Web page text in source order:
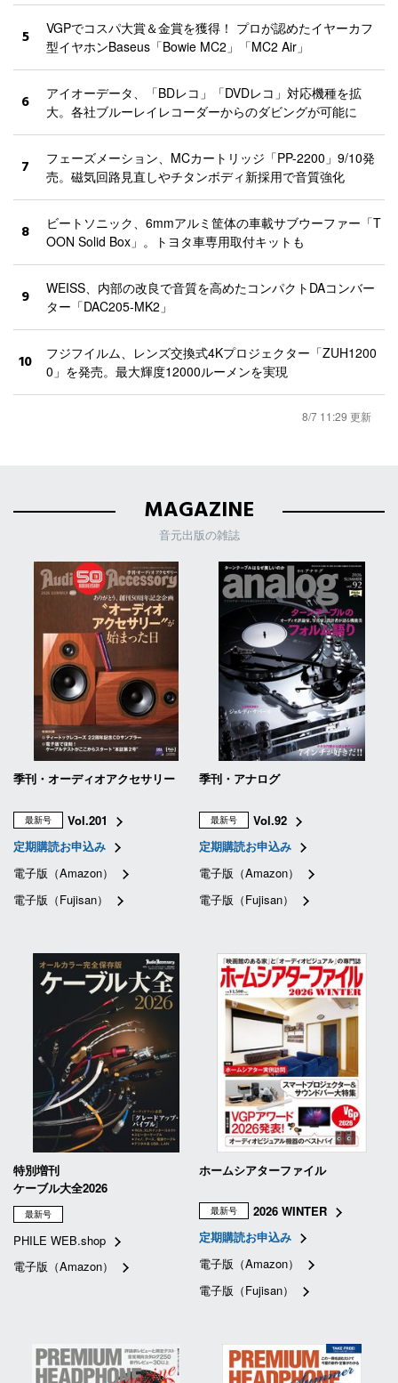
5
VGPでコスパ大賞＆金賞を獲得！ プロが認めたイヤーカフ
型イヤホンBaseus「Bowie MC2」「MC2 Air」
6
アイオーデータ、「BDレコ」「DVDレコ」対応機種を拡
大。各社ブルーレイレコーダーからのダビングが可能に
7
フェーズメーション、MCカートリッジ「PP-2200」9/10発
売。磁気回路見直しやチタンボディ新採用で音質強化
8
ビートソニック、6mmアルミ筐体の車載サブウーファー「T
OON Solid Box」。トヨタ車専用取付キットも
9
WEISS、内部の改良で音質を高めたコンパクトDAコンバー
ター「DAC205-MK2」
10
フジフイルム、レンズ交換式4Kプロジェクター「ZUH1200
0」を発売。最大輝度12000ルーメンを実現
8/7 11:29 更新
MAGAZINE
音元出版の雑誌
季刊・オーディオアクセサリー
最新号
Vol.201
定期購読お申込み
電子版（Amazon）
電子版（Fujisan）
季刊・アナログ
最新号
Vol.92
定期購読お申込み
電子版（Amazon）
電子版（Fujisan）
特別増刊
ケーブル大全2026
最新号
PHILE WEB.shop
電子版（Amazon）
ホームシアターファイル
最新号
2026 WINTER
定期購読お申込み
電子版（Amazon）
電子版（Fujisan）